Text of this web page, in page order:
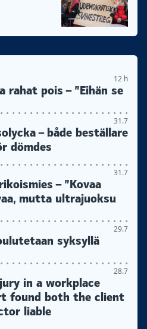
12 h
rahat pois – ”Eihän se
31.7
– både beställare
dömdes
31.7
– ”Kovaa
mutta ultrajuoksu
29.7
syksyllä
28.7
in a workplace
found both the client
liable